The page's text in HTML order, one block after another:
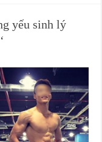
yếu sinh lý